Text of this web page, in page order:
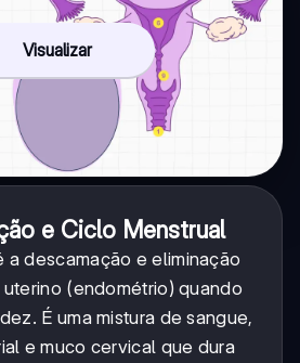
Visualizar
e Ciclo Menstrual
a descamação e eliminação
(endométrio) quando
É uma mistura de sangue,
e muco cervical que dura